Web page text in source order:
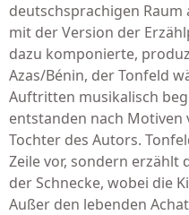
deutschsprachigen Raum
mit der Version der
dazu komponierte,
Azas/Bénin, der Tonfeld
Auftritten musikalisch
entstanden nach Motiven
Tochter des Autors.
Zeile vor, sondern erzählt
der Schnecke, wobei die
Außer den lebenden